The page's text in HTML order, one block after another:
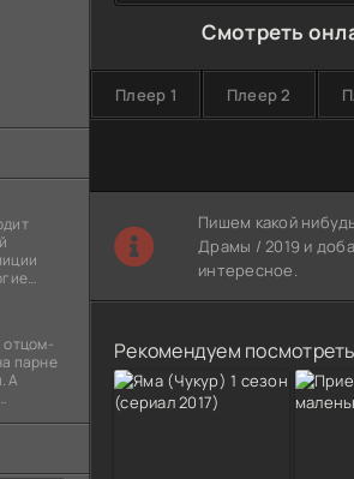
отцом-
парне
А
Смотреть
Плеер 1 Плеер 2
Пишем какой
Драмы / 2019 и
интересное.
Рекомендуем